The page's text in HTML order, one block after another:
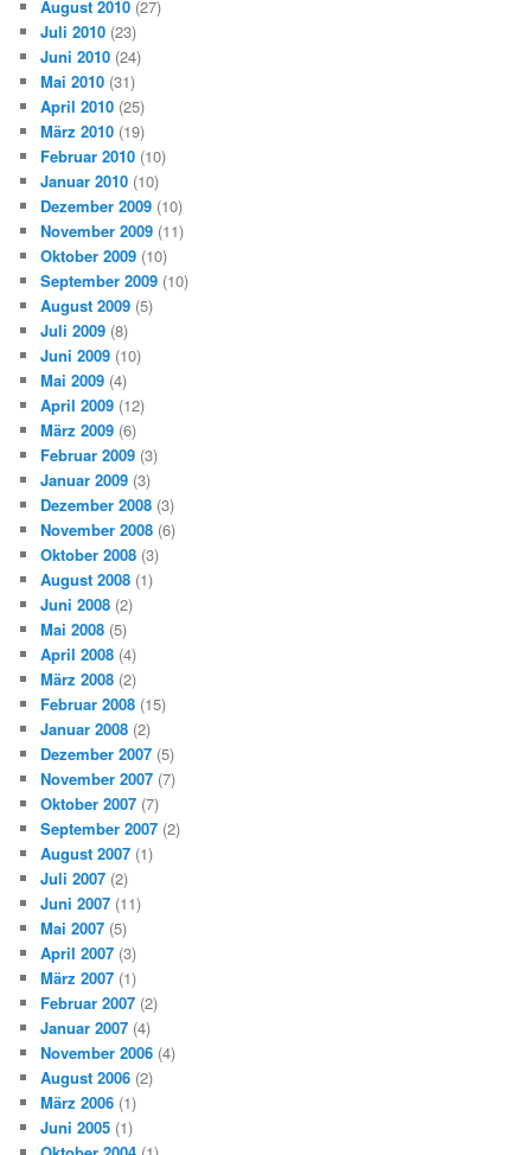
August 2010 (27)
Juli 2010 (23)
Juni 2010 (24)
Mai 2010 (31)
April 2010 (25)
März 2010 (19)
Februar 2010 (10)
Januar 2010 (10)
Dezember 2009 (10)
November 2009 (11)
Oktober 2009 (10)
September 2009 (10)
August 2009 (5)
Juli 2009 (8)
Juni 2009 (10)
Mai 2009 (4)
April 2009 (12)
März 2009 (6)
Februar 2009 (3)
Januar 2009 (3)
Dezember 2008 (3)
November 2008 (6)
Oktober 2008 (3)
August 2008 (1)
Juni 2008 (2)
Mai 2008 (5)
April 2008 (4)
März 2008 (2)
Februar 2008 (15)
Januar 2008 (2)
Dezember 2007 (5)
November 2007 (7)
Oktober 2007 (7)
September 2007 (2)
August 2007 (1)
Juli 2007 (2)
Juni 2007 (11)
Mai 2007 (5)
April 2007 (3)
März 2007 (1)
Februar 2007 (2)
Januar 2007 (4)
November 2006 (4)
August 2006 (2)
März 2006 (1)
Juni 2005 (1)